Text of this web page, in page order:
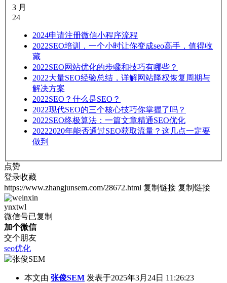
3 月
24
2024申请注册微信小程序流程
2022SEO培训，一个小时让你变成seo高手，值得收
藏
2022SEO网站优化的步骤和技巧有哪些？
2022大量SEO经验总结，详解网站降权恢复周期与
解决方案
2022SEO？什么是SEO？
2022现代SEO的三个核心技巧你掌握了吗？
2022SEO终极算法：一篇文章精通SEO优化
20222020年能否通过SEO获取流量？这几点一定要
做到
点赞
登录收藏
https://www.zhangjunsem.com/28672.html 复制链接 复制链接
ynxtwl
微信号已复制
加个微信
交个朋友
seo优化
本文由 张俊SEM 发表于2025年3月24日 11:26:23